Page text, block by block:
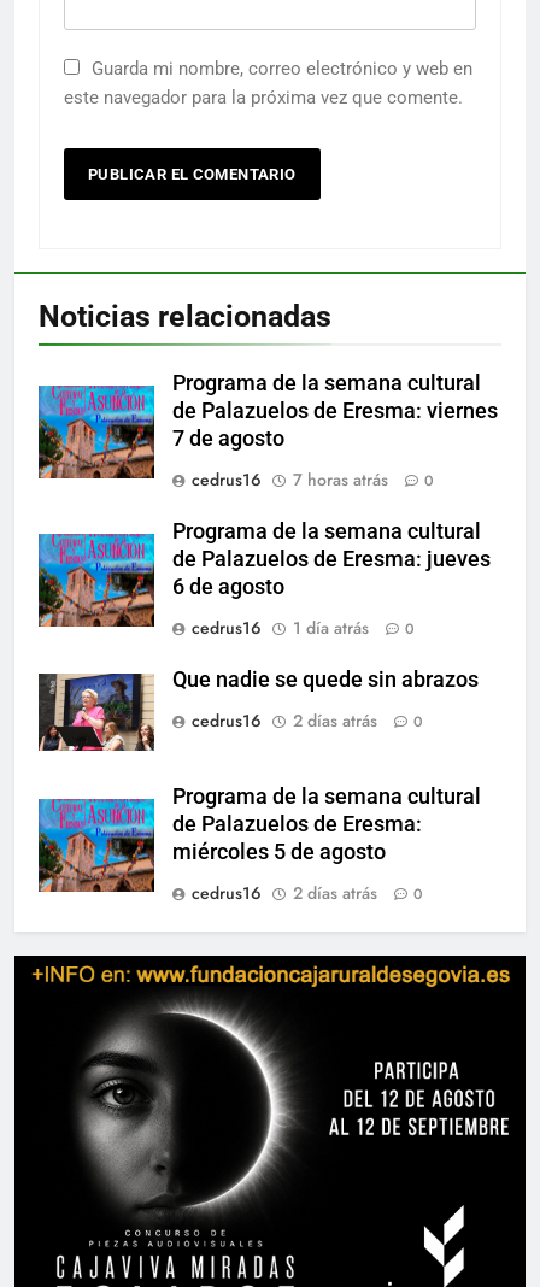
Guarda mi nombre, correo electrónico y web en
este navegador para la próxima vez que comente.
Noticias relacionadas
Programa de la semana cultural
de Palazuelos de Eresma: viernes
7 de agosto
cedrus16
7 horas atrás 0
Programa de la semana cultural
de Palazuelos de Eresma: jueves
6 de agosto
cedrus16
1 día atrás 0
Que nadie se quede sin abrazos
cedrus16
2 días atrás 0
Programa de la semana cultural
de Palazuelos de Eresma:
miércoles 5 de agosto
cedrus16
2 días atrás 0